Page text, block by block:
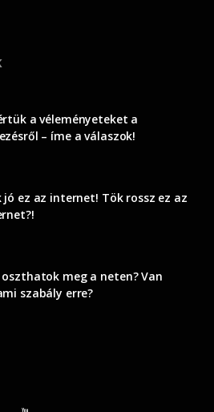
a véleményeteket a
– íme a válaszok!
jó ez az internet! Tök rossz ez az
meg a neten? Van
szabály erre?